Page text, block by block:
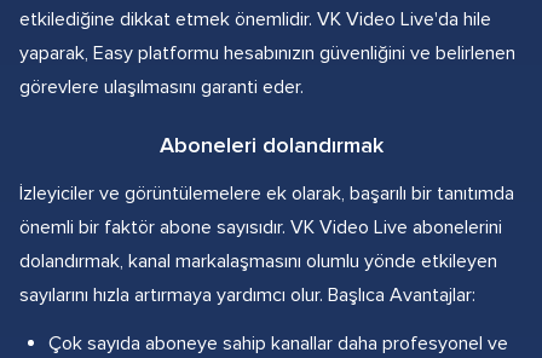
etkilediğine dikkat etmek önemlidir. VK Video Live'da hile
yaparak, Easy platformu hesabınızın güvenliğini ve belirlenen
görevlere ulaşılmasını garanti eder.
Aboneleri dolandırmak
İzleyiciler ve görüntülemelere ek olarak, başarılı bir tanıtımda
önemli bir faktör abone sayısıdır. VK Video Live abonelerini
dolandırmak, kanal markalaşmasını olumlu yönde etkileyen
sayılarını hızla artırmaya yardımcı olur. Başlıca Avantajlar:
Çok sayıda aboneye sahip kanallar daha profesyonel ve